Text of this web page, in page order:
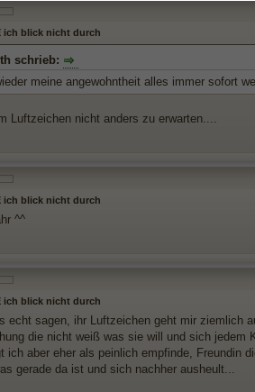
ich blick nicht durch
schrieb:
meine angewohntheit alles immer sofort
Luftzeichen nicht anders zu erwarten....
ich blick nicht durch
^^
ich blick nicht durch
echt sagen, ihr Luftzeichen geht mir ziemlich
die nicht weiß was sie will und sich
ich aber eher als peinlich empfinde, Freundin
gerade da ist und sich nachher ausheult...